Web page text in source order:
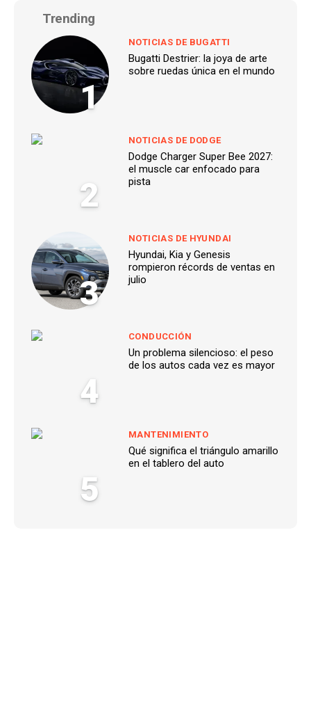
Trending
1
NOTICIAS DE BUGATTI
Bugatti Destrier: la joya de arte
sobre ruedas única en el mundo
2
NOTICIAS DE DODGE
Dodge Charger Super Bee 2027:
el muscle car enfocado para
pista
3
NOTICIAS DE HYUNDAI
Hyundai, Kia y Genesis
rompieron récords de ventas en
julio
4
CONDUCCIÓN
Un problema silencioso: el peso
de los autos cada vez es mayor
5
MANTENIMIENTO
Qué significa el triángulo amarillo
en el tablero del auto